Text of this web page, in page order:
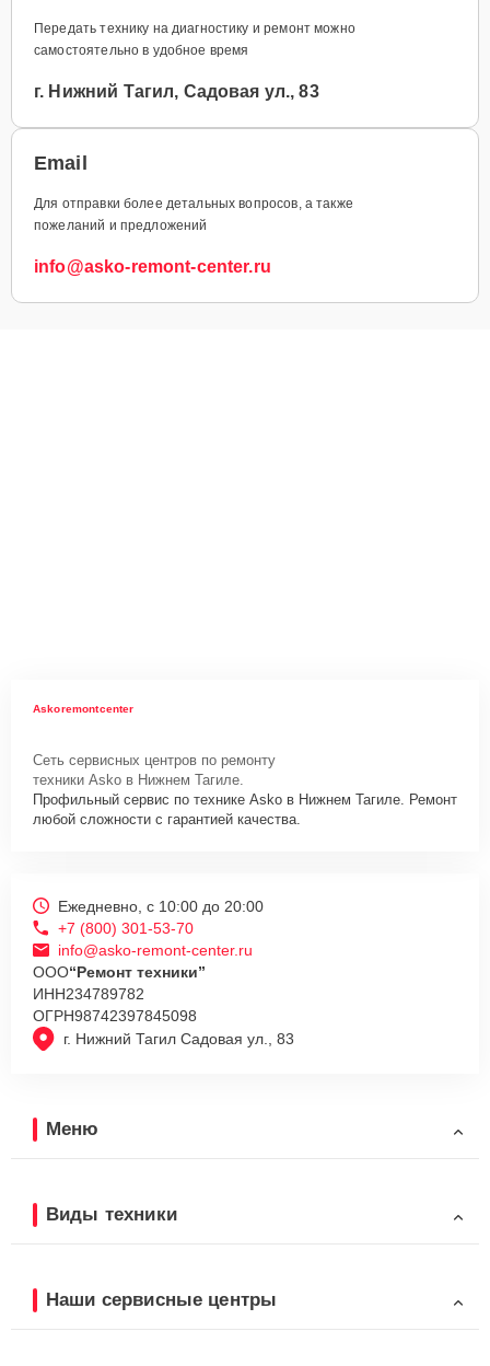
Передать технику на диагностику и ремонт можно
самостоятельно в удобное время
г. Нижний Тагил, Садовая ул., 83
Email
Для отправки более детальных вопросов, а также
пожеланий и предложений
info@asko-remont-center.ru
Askoremontcenter
Сеть сервисных центров по ремонту
техники Asko в Нижнем Тагиле.
Профильный сервис по технике Asko в Нижнем Тагиле. Ремонт
любой сложности с гарантией качества.
г. Нижний Тагил Садовая ул., 83
Ежедневно, с 10:00 до 20:00
+7 (800) 301-53-70
info@asko-remont-center.ru
ООО“Ремонт техники”
ИНН234789782
ОГРН98742397845098
Меню
Виды техники
Наши сервисные центры